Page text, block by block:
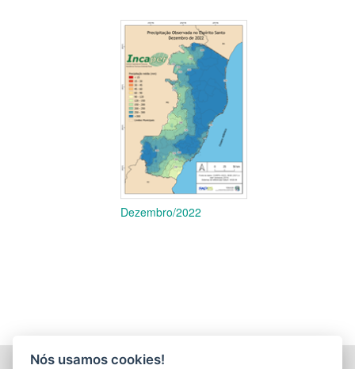
Dezembro/2022
Nós usamos cookies!